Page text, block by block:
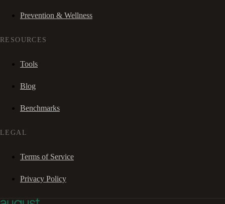
Prevention & Wellness
RESOURCES
Tools
Blog
Benchmarks
LEGAL
Terms of Service
Privacy Policy